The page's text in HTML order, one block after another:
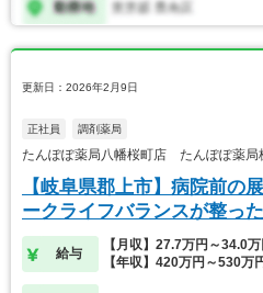
更新日：2026年2月9日
正社員 調剤薬局
たんぽぽ薬局八幡桜町店 たんぽぽ薬局
【岐阜県郡上市】病院前の
ークライフバランスが整っ
給与
【月収】27.7万円～34.0万
【年収】420万円～530万